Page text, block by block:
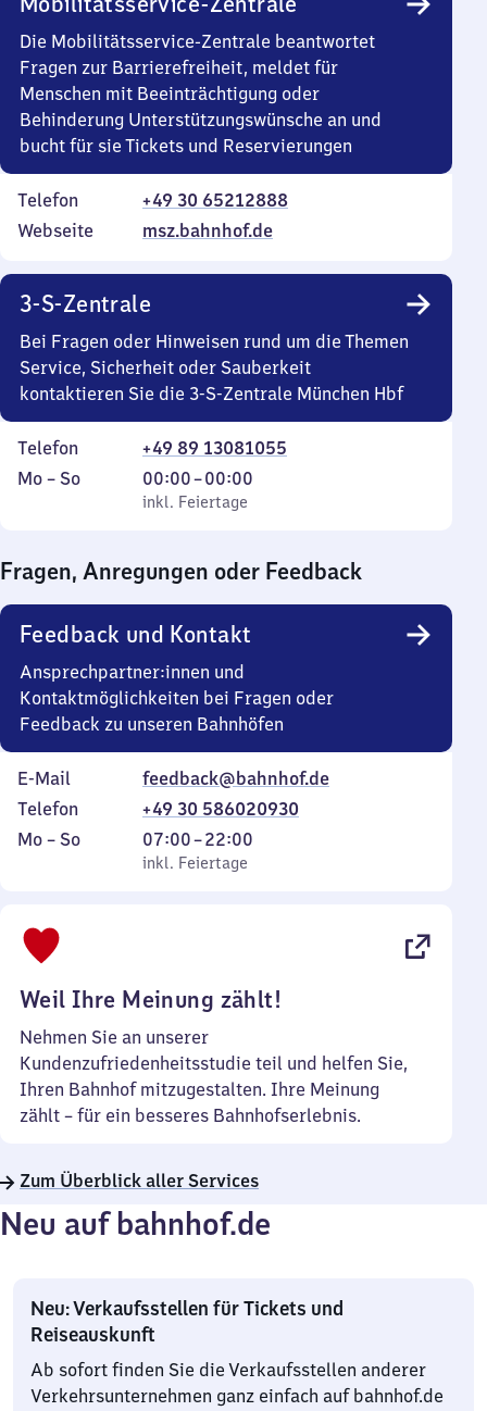
Die Mobilitätsservice-Zentrale beantwortet
Fragen zur Barrierefreiheit, meldet für
Menschen mit Beeinträchtigung oder
Behinderung Unterstützungswünsche an und
bucht für sie Tickets und Reservierungen
Telefon
+49 30 65212888
Webseite
msz.bahnhof.de
3-S-Zentrale
Bei Fragen oder Hinweisen rund um die Themen
Service, Sicherheit oder Sauberkeit
kontaktieren Sie die 3-S-Zentrale München Hbf
Telefon
+49 89 13081055
Montag
Mo – So,
inkl. Feiertage
00:00–00:00
Von
0
0
Uhr
inkl. Feiertage
Fragen, Anregungen oder Feedback
Feedback und Kontakt
Ansprechpartner:innen und
Kontaktmöglichkeiten bei Fragen oder
Feedback zu unseren Bahnhöfen
E-Mail
feedback@bahnhof.de
Telefon
+49 30 586020930
Montag
Mo – So,
inkl. Feiertage
07:00–22:00
Von
7
inkl. Feiertage
Weil Ihre Meinung zählt!
Nehmen Sie an unserer
Kundenzufriedenheitsstudie teil und helfen Sie,
Ihren Bahnhof mitzugestalten. Ihre Meinung
zählt – für ein besseres Bahnhofserlebnis.
Zum Überblick aller Services
Neu auf bahnhof.de
Neu: Verkaufsstellen für Tickets und
Reiseauskunft
Ab sofort finden Sie die Verkaufsstellen anderer
Verkehrsunternehmen ganz einfach auf bahnhof.de